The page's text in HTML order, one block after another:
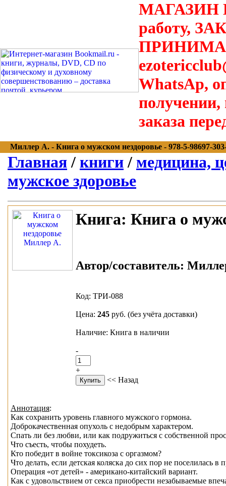
МАГАЗИН
работу,
WhatsAp,
получении,
заказа
Миллер А. - Книга о мужском нездоровье - 978-5-98697-
Главная / книги / медицина,
мужское здоровье
Книга: Книга о
Автор/составитель:
Код: ТРИ-088
Цена: 245 руб. (без учёта доставки)
Наличие: Книга в наличии
-
+
<< Назад
Аннотация:
Как сохранить уровень главного мужского гормона.
Доброкачественная опухоль с недобрым характером.
Спать ли без любви, или как подружиться с собственной
Что съесть, чтобы похудеть.
Кто победит в войне токсикоза с оргазмом?
Что делать, если детская коляска до сих пор не поселилась в
Операция «от детей» - американо-китайский вариант.
Как с удовольствием от секса приобрести незабываемые